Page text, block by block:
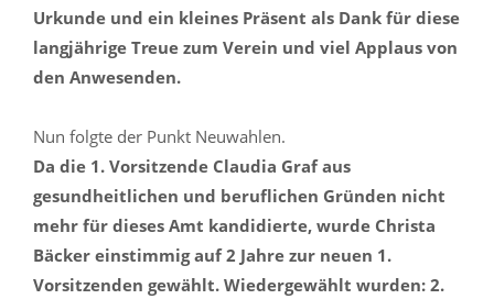
Urkunde und ein kleines Präsent als Dank für diese
langjährige Treue zum Verein und viel Applaus von
den Anwesenden.
Nun folgte der Punkt Neuwahlen.
Da die 1. Vorsitzende Claudia Graf aus
gesundheitlichen und beruflichen Gründen nicht
mehr für dieses Amt kandidierte, wurde Christa
Bäcker einstimmig auf 2 Jahre zur neuen 1.
Vorsitzenden gewählt. Wiedergewählt wurden: 2.